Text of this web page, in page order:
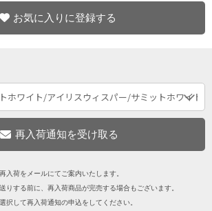
お気に入りに登録する
入荷をメールにてご案内いたします。
りする前に、再入荷商品が完売する場合もございます。
択して再入荷通知の申込をしてください。